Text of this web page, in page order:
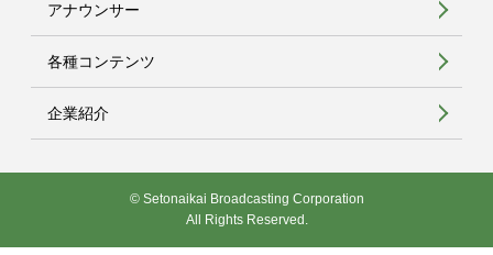
アナウンサー
各種コンテンツ
企業紹介
© Setonaikai Broadcasting Corporation
All Rights Reserved.